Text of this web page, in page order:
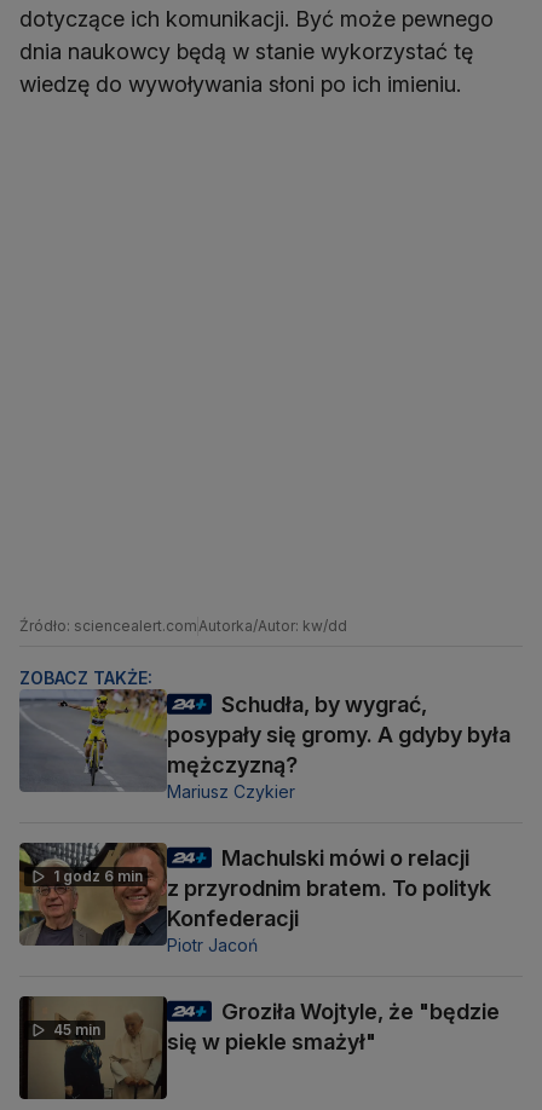
dotyczące ich komunikacji. Być może pewnego
dnia naukowcy będą w stanie wykorzystać tę
wiedzę do wywoływania słoni po ich imieniu.
Źródło: sciencealert.comAutorka/Autor: kw/dd
ZOBACZ TAKŻE:
Schudła, by wygrać,
posypały się gromy. A gdyby była
mężczyzną?
Mariusz Czykier
1 godz 6 min
Machulski mówi o relacji
z przyrodnim bratem. To polityk
Konfederacji
Piotr Jacoń
45 min
Groziła Wojtyle, że "będzie
się w piekle smażył"